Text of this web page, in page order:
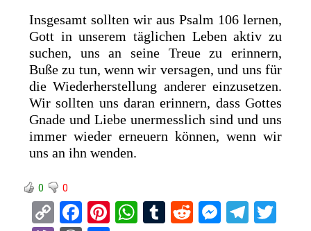
Insgesamt sollten wir aus Psalm 106 lernen,
Gott in unserem täglichen Leben aktiv zu
suchen, uns an seine Treue zu erinnern,
Buße zu tun, wenn wir versagen, und uns für
die Wiederherstellung anderer einzusetzen.
Wir sollten uns daran erinnern, dass Gottes
Gnade und Liebe unermesslich sind und uns
immer wieder erneuern können, wenn wir
uns an ihn wenden.
0 0
C
F
Pi W T
R
M T